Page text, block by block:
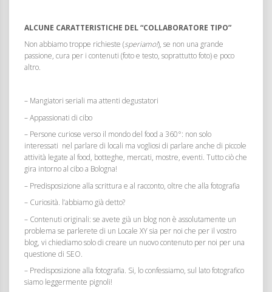
ALCUNE CARATTERISTICHE DEL “COLLABORATORE TIPO”
Non abbiamo troppe richieste (speriamo!), se non una grande
passione, cura per i contenuti (foto e testo, soprattutto foto) e poco
altro.
– Mangiatori seriali ma attenti degustatori
– Appassionati di cibo
– Persone curiose verso il mondo del food a 360°: non solo
interessati nel parlare di locali ma vogliosi di parlare anche di piccole
attività legate al food, botteghe, mercati, mostre, eventi. Tutto ciò che
gira intorno al cibo a Bologna!
– Predisposizione alla scrittura e al racconto, oltre che alla fotografia
– Curiosità. l’abbiamo già detto?
– Contenuti originali: se avete già un blog non è assolutamente un
problema se parlerete di un Locale XY sia per noi che per il vostro
blog, vi chiediamo solo di creare un nuovo contenuto per noi per una
questione di SEO.
– Predisposizione alla fotografia. Si, lo confessiamo, sul lato fotografico
siamo leggermente pignoli!